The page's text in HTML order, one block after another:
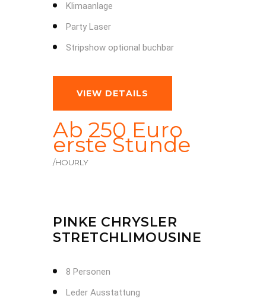
Klimaanlage
Party Laser
Stripshow optional buchbar
VIEW DETAILS
Ab 250 Euro
erste Stunde
/HOURLY
PINKE CHRYSLER
STRETCHLIMOUSINE
8 Personen
Leder Ausstattung